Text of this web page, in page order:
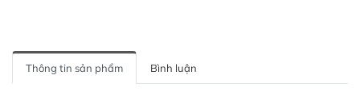
Thông tin sản phẩm Bình luận